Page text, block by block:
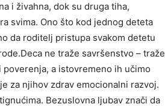
i živahna, dok su druga tiha,
svima. Ono što kod jednog deteta
da roditelj pristupa svakom detetu
ne traže savršenstvo – traže
a istovremeno ih učimo
za njihov zdrav emocionalni razvoj.
Bezuslovna ljubav znači da